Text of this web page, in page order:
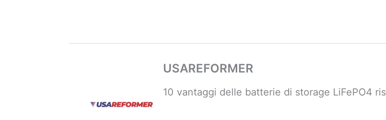
USAREFORMER
10 vantaggi delle batterie di storage LiFePO4